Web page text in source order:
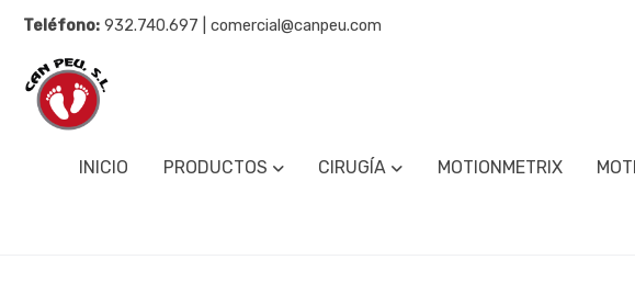
Teléfono:932.740.697 | comercial@canpeu.com
INICIO PRODUCTOS CIRUGÍA MOTIONMETRIX